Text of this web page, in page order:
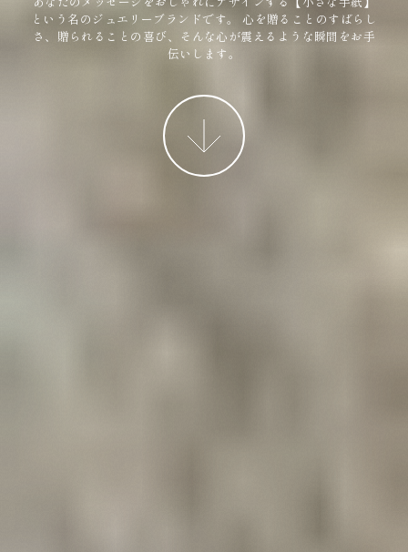
という名のジュエリーブランドです。
心を贈ることのすばらし
さ、贈られることの喜び、そんな心が震えるような瞬間をお手
伝いします。